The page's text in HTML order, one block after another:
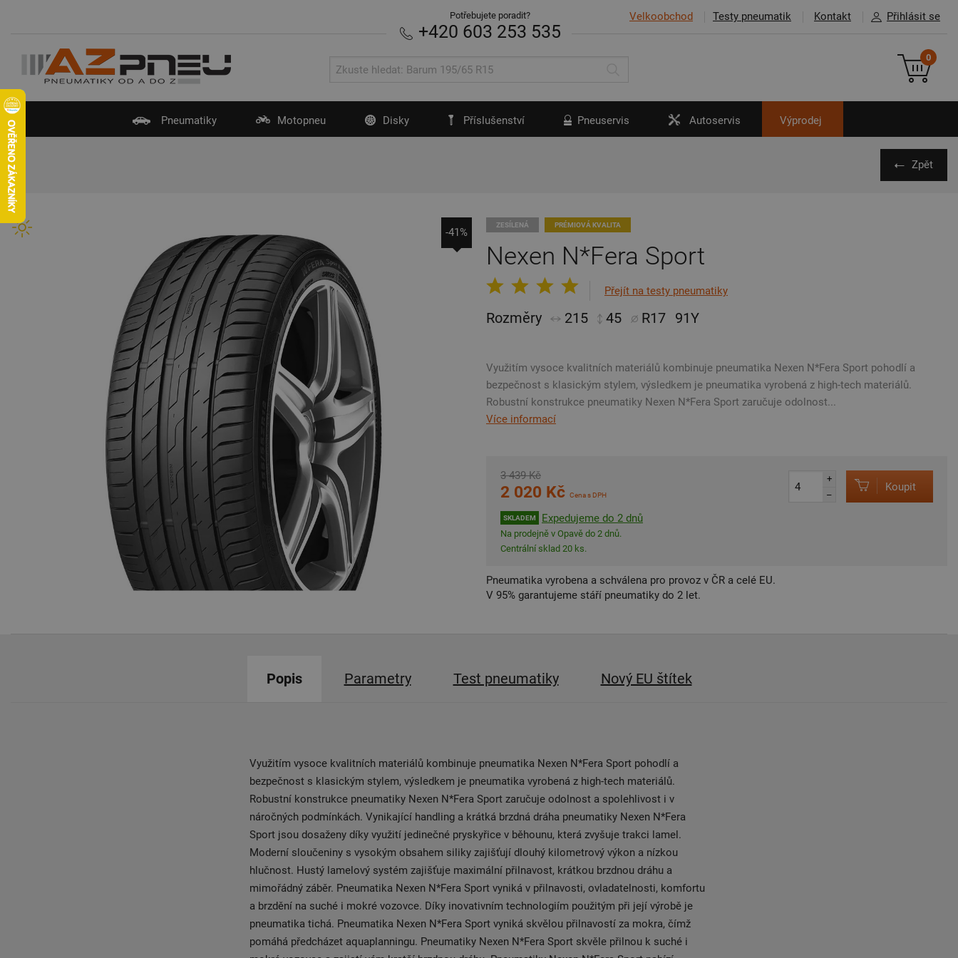
Velkoobchod Testy pneumatik Kontakt Přihlásit se
Potřebujete poradit?
+420 603 253 535
0
Pneumatiky Motopneu Disky Příslušenství Pneuservis Autoservis Výprodej
Zpět
ZESÍLENÁ PRÉMIOVÁ KVALITA
Nexen N*Fera Sport
Přejít na testy pneumatiky
Rozměry 215 45 R17 91Y
Využitím vysoce kvalitních materiálů kombinuje pneumatika Nexen N*Fera Sport pohodlí a
bezpečnost s klasickým stylem, výsledkem je pneumatika vyrobená z high-tech materiálů.
Robustní konstrukce pneumatiky Nexen N*Fera Sport zaručuje odolnost...
Více informací
3 439 Kč
2 020 Kč Cena s DPH
SKLADEM Expedujeme do 2 dnů
Na prodejně v Opavě do 2 dnů.
Centrální sklad 20 ks.
+
–
Koupit
Pneumatika vyrobena a schválena pro provoz v ČR a celé EU.
V 95% garantujeme stáří pneumatiky do 2 let.
-41%
Popis Parametry Test pneumatiky Nový EU štítek
Využitím vysoce kvalitních materiálů kombinuje pneumatika Nexen N*Fera Sport pohodlí a
bezpečnost s klasickým stylem, výsledkem je pneumatika vyrobená z high-tech materiálů.
Robustní konstrukce pneumatiky Nexen N*Fera Sport zaručuje odolnost a spolehlivost i v
náročných podmínkách. Vynikající handling a krátká brzdná dráha pneumatiky Nexen N*Fera
Sport jsou dosaženy díky využití jedinečné pryskyřice v běhounu, která zvyšuje trakci lamel.
Moderní sloučeniny s vysokým obsahem siliky zajišťují dlouhý kilometrový výkon a nízkou
hlučnost. Hustý lamelový systém zajišťuje maximální přilnavost, krátkou brzdnou dráhu a
mimořádný záběr. Pneumatika Nexen N*Fera Sport vyniká v přilnavosti, ovladatelnosti, komfortu
a brzdění na suché i mokré vozovce. Díky inovativním technologiím použitým při její výrobě je
pneumatika tichá. Pneumatika Nexen N*Fera Sport vyniká skvělou přilnavostí za mokra, čímž
pomáhá předcházet aquaplanningu. Pneumatiky Nexen N*Fera Sport skvěle přilnou k suché i